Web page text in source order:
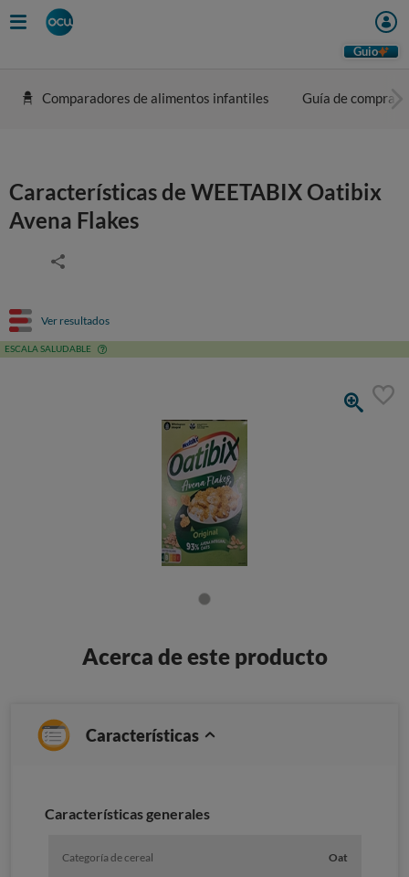
Guio
Comparadores de alimentos infantiles Guía de compra
Características de WEETABIX Oatibix
Avena Flakes
Ver resultados
ESCALA SALUDABLE
Acerca de este producto
Características
Características generales
Categoría de cereal Oat